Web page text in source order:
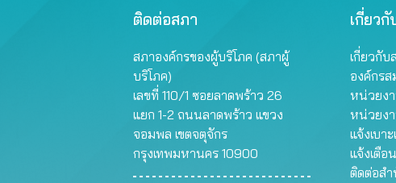
ติดต่อสภา
สภาองค์กรของผู้บริโภค (สภาผู้
บริโภค)
เลขที่ 110/1 ซอยลาดพร้าว 26
แยก 1-2 ถนนลาดพร้าว แขวง
จอมพล เขตจตุจักร
กรุงเทพมหานคร 10900
เกี่ยวกั
เกี่ยวกับ
องค์กรส
หน่วยง
หน่วยง
แจ้งเบา
แจ้งเตือ
ติดต่อส